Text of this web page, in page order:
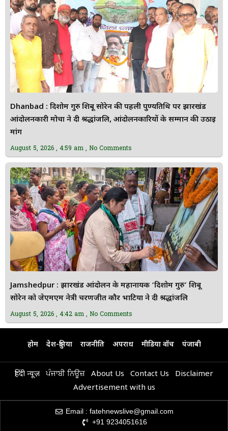
Dhanbad : दिशोम गुरु शिबू सोरेन की पहली पुण्यतिथि पर झारखंड
आंदोलनकारी मोर्चा ने दी श्रद्धांजलि, आंदोलनकारियों के सम्मान की उठाई
मांग
August 5, 2026 4:59 am No Comments
Jamshedpur : झारखंड आंदोलन के महानायक ‘दिशोम गुरु’ शिबू
सोरेन को जेएमएम नेत्री चरणजीत कौर भाटिया ने दी श्रद्धांजलि
August 5, 2026 4:42 am No Comments
होम देश-दुनिया राजनीति अपराध मीडिया वॉच पंजाबी
हिंदी न्यूज़ ਪੰਜਾਬੀ ਨਿਊਜ਼ About Us Contact Us
Disclaimer
Advertisement with us
Email : fatehnewslive@gmail.com
+91 9234051616